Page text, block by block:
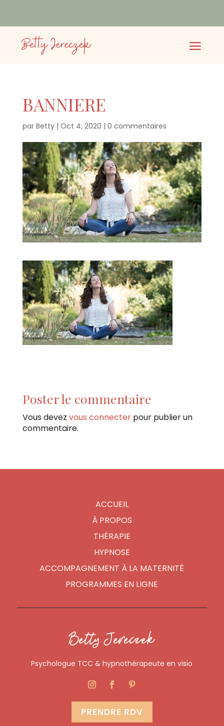
BANNIERE
par Betty| Oct 4, 2020 | 0 commentaires
Poster le commentaire
Vous devez vous connecterpour publier un
commentaire.
ACCUEIL
À PROPOS
THÉRAPIE
HYPNOSE
ACCOMPAGNEMENT À LA MATERNITÉ
PROGRAMMES EN LIGNE
Betty Jereczek
Psychologue TCC & hypnothérapeute en visio
PRENDRE RDV